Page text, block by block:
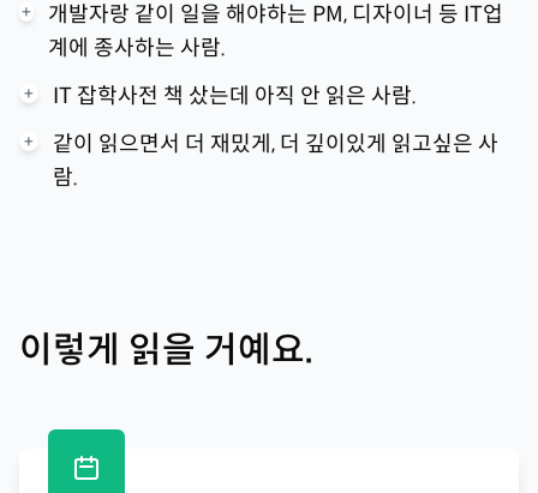
+
개발자랑 같이 일을 해야하는 PM, 디자이너 등 IT업
계에 종사하는 사람.
+ IT 잡학사전 책 샀는데 아직 안 읽은 사람.
+
같이 읽으면서 더 재밌게, 더 깊이있게 읽고싶은 사
람.
이렇게 읽을 거예요.